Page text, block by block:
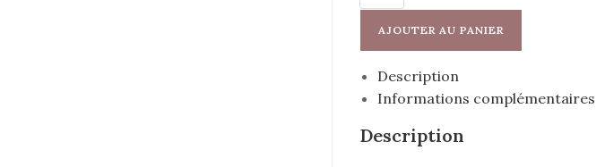
AJOUTER AU PANIER
Description
Informations complémentaires
Description